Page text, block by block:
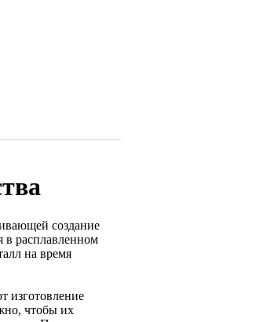
создание
в расплавленном
на время
изготовление
чтобы их